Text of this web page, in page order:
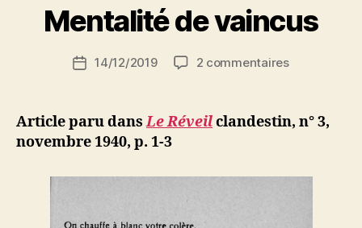
fascisme »
Mentalité de vaincus
Auteur
S
N
ji
Date14/12/2019 2 commentairessur
vaincus
Article paru dansLe Réveilclandestin, n° 3,
novembre 1940, p. 1-3